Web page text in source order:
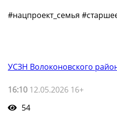
#нацпроект_семья
УСЗН Волоконовского
16:10 12.05.2026 16+
54